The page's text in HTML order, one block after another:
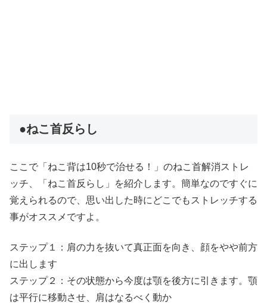
●ねこ首反らし
ここで「ねこ背は10秒で治せる！」のねこ首解消ストレ
ッチ、「ねこ首反らし」を紹介します。簡単なのですぐに
覚えられるので、思い出した時にどこでもストレッチする
事がオススメですよ。
ステップ１：肩の力を抜いて真正面を向き、顔をやや前方
に出します
ステップ２：その状態から今度は顎を後方に引きます。顎
は平行に移動させ、肩はなるべく動か